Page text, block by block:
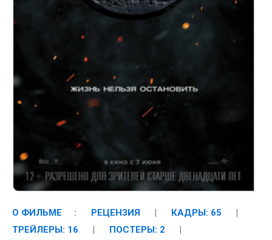
О ФИЛЬМЕ : РЕЦЕНЗИЯ | КАДРЫ: 65
|
ТРЕЙЛЕРЫ: 16
| ПОСТЕРЫ: 2
|